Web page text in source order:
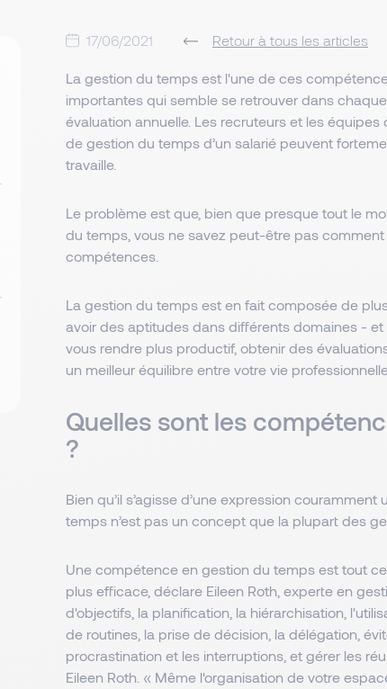
17/06/2021 Retour à tous les articles
La gestion du temps est l'une de ces
importantes qui semble se retrouver dans
évaluation annuelle. Les recruteurs et les
de gestion du temps d’un salarié peuvent
travaille.
Le problème est que, bien que presque tout le
du temps, vous ne savez peut-être pas
compétences.
La gestion du temps est en fait composée de
avoir des aptitudes dans différents domaines -
vous rendre plus productif, obtenir des
un meilleur équilibre entre votre vie
Quelles sont les
?
Bien qu’il s’agisse d’une expression
temps n’est pas un concept que la plupart des
Une compétence en gestion du temps est tout
plus efficace, déclare Eileen Roth, experte en
d'objectifs, la planification, la hiérarchisation,
de routines, la prise de décision, la délégation,
procrastination et les interruptions, et gérer les
Eileen Roth. « Même l'organisation de votre